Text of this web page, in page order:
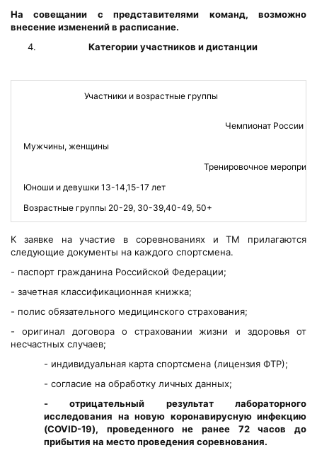
На совещании с представителями команд, возможно
внесение изменений в расписание.
Категории участников и дистанции
Участники и возрастные группы
Чемпионат России
Мужчины, женщины
Тренировочное
Юноши и девушки 13-14,15-17 лет
Возрастные группы 20-29, 30-39,40-49, 50+
К заявке на участие в соревнованиях и ТМ прилагаются
следующие документы на каждого спортсмена.
- паспорт гражданина Российской Федерации;
- зачетная классификационная книжка;
- полис обязательного медицинского страхования;
- оригинал договора о страховании жизни и здоровья от
несчастных случаев;
- индивидуальная карта спортсмена (лицензия ФТР);
- согласие на обработку личных данных;
- отрицательный результат лабораторного
исследования на новую коронавирусную инфекцию
(COVID-19), проведенного не ранее 72 часов до
прибытия на место проведения соревнования.